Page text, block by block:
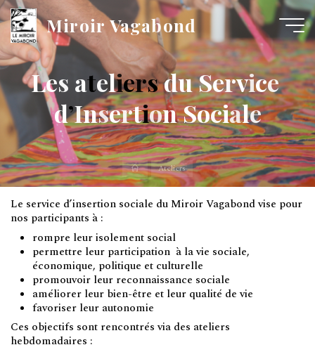
Miroir Vagabond
Les ateliersduService
d’InsertionSociale
Ateliers
Le service d’insertion sociale du Miroir Vagabond vise pour
nos participants à :
rompre leur isolement social
permettre leur participation à la vie sociale,
économique, politique et culturelle
promouvoir leur reconnaissance sociale
améliorer leur bien-être et leur qualité de vie
favoriser leur autonomie
Ces objectifs sont rencontrés via des ateliers
hebdomadaires :